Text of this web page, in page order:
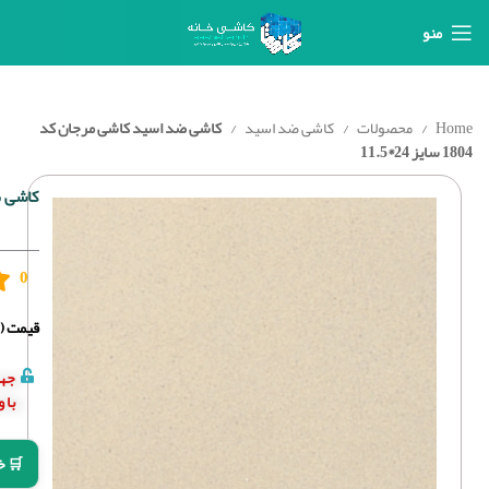
منو
Home محصولات کاشی ضد اسید کاشی ضد اسید کاشی مرجان کد
1804 سایز 24*11.5
کاشی
0
قیمت
🛒